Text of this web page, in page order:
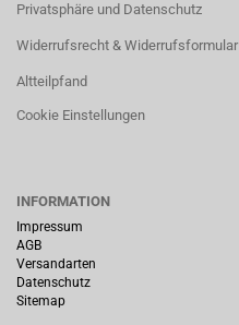
Privatsphäre und Datenschutz
Widerrufsrecht & Widerrufsformular
Altteilpfand
Cookie Einstellungen
INFORMATION
Impressum
AGB
Versandarten
Datenschutz
Sitemap